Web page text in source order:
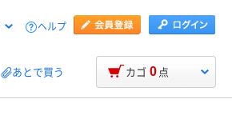
ヘルプ
あとで買う カゴ 0 点